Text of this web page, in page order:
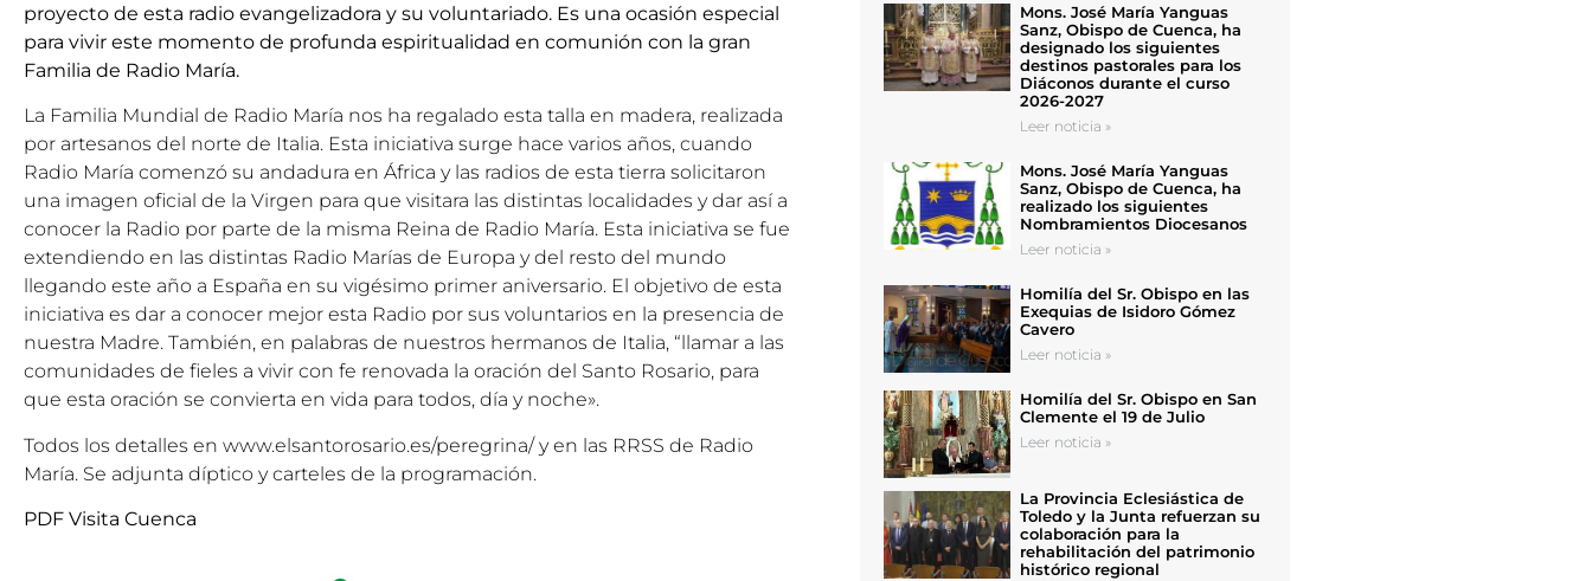
proyecto de esta radio evangelizadora y su voluntariado. Es una ocasión especial
para vivir este momento de profunda espiritualidad en comunión con la gran
Familia de Radio María.
La Familia Mundial de Radio María nos ha regalado esta talla en madera, realizada
por artesanos del norte de Italia. Esta iniciativa surge hace varios años, cuando
Radio María comenzó su andadura en África y las radios de esta tierra solicitaron
una imagen oficial de la Virgen para que visitara las distintas localidades y dar así a
conocer la Radio por parte de la misma Reina de Radio María. Esta iniciativa se fue
extendiendo en las distintas Radio Marías de Europa y del resto del mundo
llegando este año a España en su vigésimo primer aniversario. El objetivo de esta
iniciativa es dar a conocer mejor esta Radio por sus voluntarios en la presencia de
nuestra Madre. También, en palabras de nuestros hermanos de Italia, “llamar a las
comunidades de fieles a vivir con fe renovada la oración del Santo Rosario, para
que esta oración se convierta en vida para todos, día y noche».
Todos los detalles en www.elsantorosario.es/peregrina/y en las RRSS de Radio
María. Se adjunta díptico y carteles de la programación.
PDF Visita Cuenca
Mons. José María Yanguas
Sanz, Obispo de Cuenca, ha
designado los siguientes
destinos pastorales para los
Diáconos durante el curso
2026-2027
Leer noticia »
Mons. José María Yanguas
Sanz, Obispo de Cuenca, ha
realizado los siguientes
Nombramientos Diocesanos
Leer noticia »
Homilía del Sr. Obispo en las
Exequias de Isidoro Gómez
Cavero
Leer noticia »
Homilía del Sr. Obispo en San
Clemente el 19 de Julio
Leer noticia »
La Provincia Eclesiástica de
Toledo y la Junta refuerzan su
colaboración para la
rehabilitación del patrimonio
histórico regional